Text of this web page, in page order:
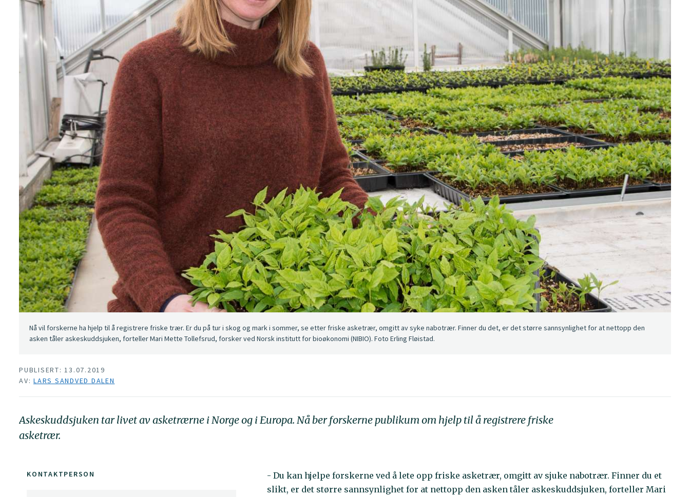
Nå vil forskerne ha hjelp til å registrere friske trær. Er du på tur i skog og mark i sommer, se etter friske asketrær, omgitt av syke nabotrær. Finner du det, er det større sannsynlighet for at nettopp den
asken tåler askeskuddsjuken, forteller Mari Mette Tollefsrud, forsker ved Norsk institutt for bioøkonomi (NIBIO). Foto Erling Fløistad.
PUBLISERT: 13.07.2019
AV: LARS SANDVED DALEN
Askeskuddsjuken tar livet av asketrærne i Norge og i Europa. Nå ber forskerne publikum om hjelp til å registrere friske
asketrær.
- Du kan hjelpe forskerne ved å lete opp friske asketrær, omgitt av sjuke nabotrær. Finner du et
slikt, er det større sannsynlighet for at nettopp den asken tåler askeskuddsjuken, forteller Mari
KONTAKTPERSON